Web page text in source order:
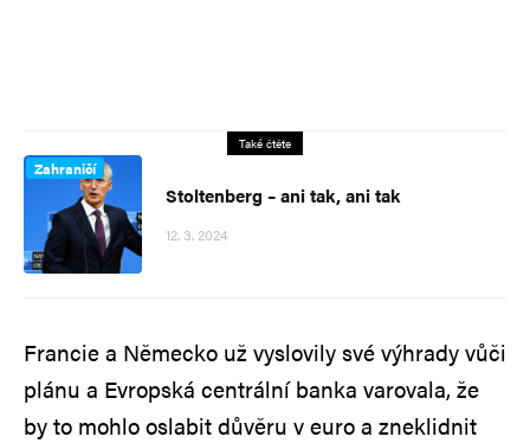
Také čtěte
Zahraničí
Stoltenberg – ani tak, ani tak
12. 3. 2024
Francie a Německo už vyslovily své výhrady vůči
plánu a Evropská centrální banka varovala, že
by to mohlo oslabit důvěru v euro a zneklidnit